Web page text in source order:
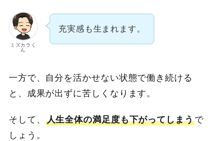
ミズカラく
ん
充実感も生まれます。
一方で、自分を活かせない状態で働き続ける
と、成果が出ずに苦しくなります。
そして、 人生全体の満足度も下がってしまうで
しょう。